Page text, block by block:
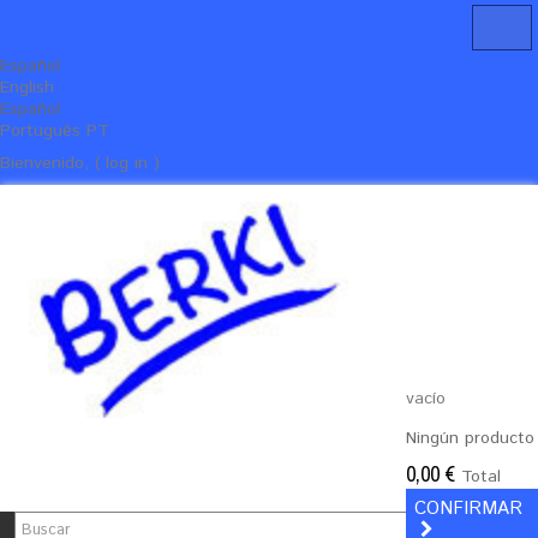
Español
English
Español
Português PT
Bienvenido, ( log in )
vacío
Ningún producto
0,00 € Total
CONFIRMAR